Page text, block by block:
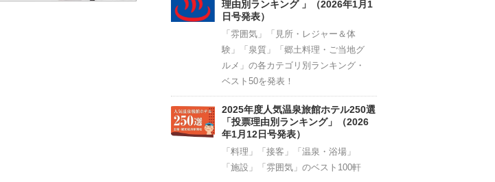
理由別ランキング 」（2026年1月1
日号発表）
「雰囲気」「見所・レジャー＆体
験」「泉質」「郷土料理・ご当地グ
ルメ」の各カテゴリ別ランキング・
ベスト50を発表！
2025年度人気温泉旅館ホテル250選
「投票理由別ランキング」（2026
年1月12日号発表）
「料理」「接客」「温泉・浴場」
「施設」「雰囲気」のベスト100軒